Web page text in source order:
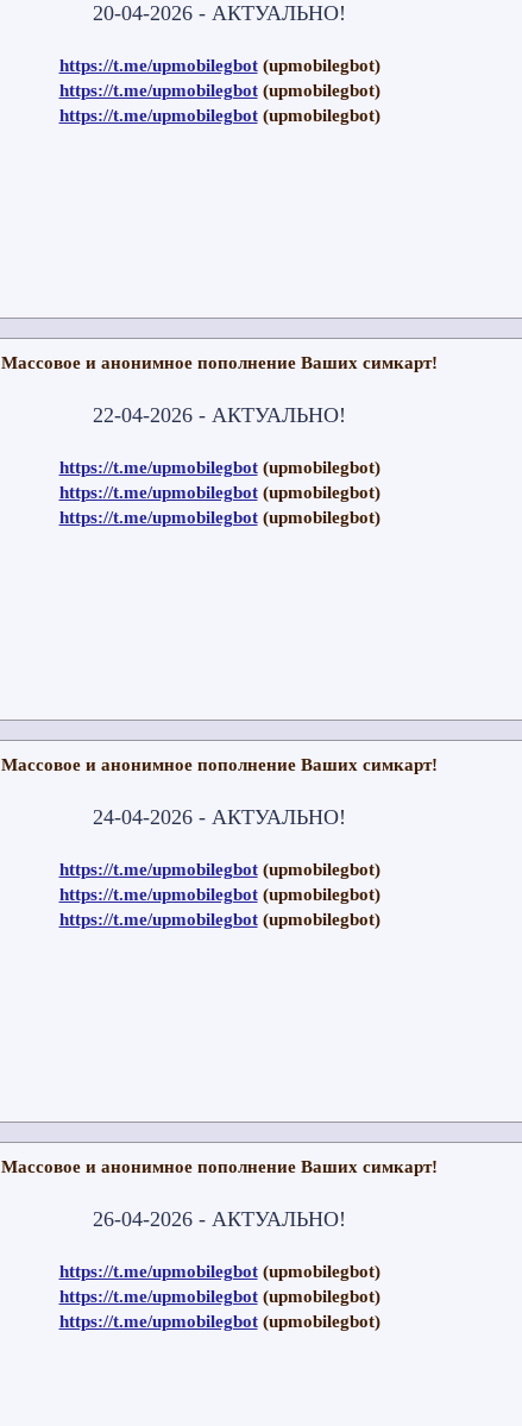
20-04-2026 - АКТУАЛЬНО!
https://t.me/upmobilegbot(upmobilegbot)
https://t.me/upmobilegbot(upmobilegbot)
https://t.me/upmobilegbot(upmobilegbot)
Массовое и анонимное пополнение Ваших симкарт!
22-04-2026 - АКТУАЛЬНО!
https://t.me/upmobilegbot(upmobilegbot)
https://t.me/upmobilegbot(upmobilegbot)
https://t.me/upmobilegbot(upmobilegbot)
Массовое и анонимное пополнение Ваших симкарт!
24-04-2026 - АКТУАЛЬНО!
https://t.me/upmobilegbot(upmobilegbot)
https://t.me/upmobilegbot(upmobilegbot)
https://t.me/upmobilegbot(upmobilegbot)
Массовое и анонимное пополнение Ваших симкарт!
26-04-2026 - АКТУАЛЬНО!
https://t.me/upmobilegbot(upmobilegbot)
https://t.me/upmobilegbot(upmobilegbot)
https://t.me/upmobilegbot(upmobilegbot)